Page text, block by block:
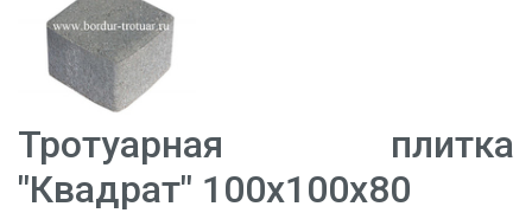
Тротуарная плитка
"Квадрат" 100х100х80